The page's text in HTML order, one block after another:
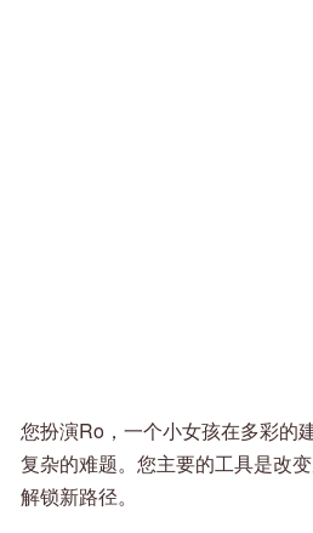
您扮演Ro，一个小女孩在多彩的
复杂的难题。您主要的工具是改
解锁新路径。